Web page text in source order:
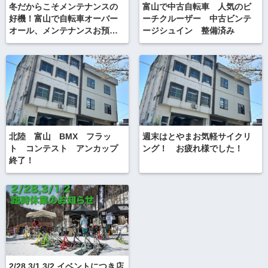
冬だからこそメンテナンスの
好機！富山で自転車オーバー
オール、メンテナンスお預か
り
富山で中古自転車 人気のビ
ーチクルーザー 中古ビンテ
ージシュイン 整備済み
北陸 富山 BMX フラッ
ト コンテスト アンカップ
終了！
週末はとやまお気軽サイクリ
ング！ お疲れ様でした！